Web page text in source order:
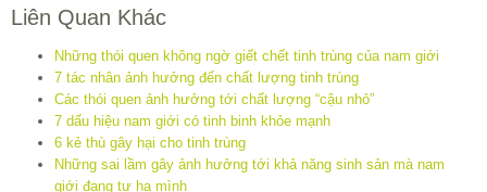
Liên Quan Khác
Những thói quen không ngờ giết chết tinh trùng của nam giới
7 tác nhân ảnh hưởng đến chất lượng tinh trùng
Các thói quen ảnh hưởng tới chất lượng “cậu nhỏ”
7 dấu hiệu nam giới có tinh binh khỏe mạnh
6 kẻ thù gây hại cho tinh trùng
Những sai lầm gây ảnh hưởng tới khả năng sinh sản mà nam
giới đang tự hạ mình